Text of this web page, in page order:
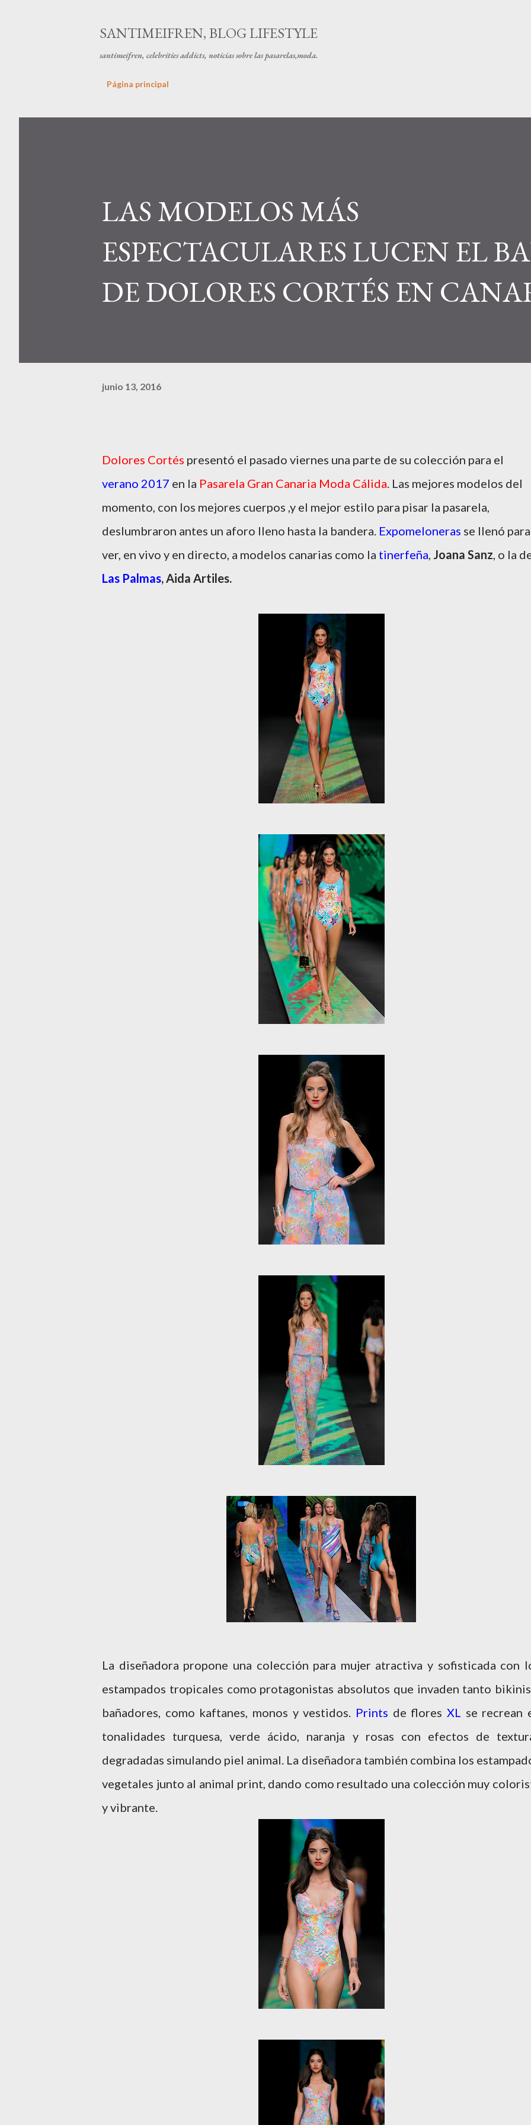
SANTIMEIFREN, BLOG LIFESTYLE
santimeifren, celebrities addicts, noticias sobre las pasarelas,moda.
Página principal
LAS MODELOS MÁS
ESPECTACULARES LUCEN EL
DE DOLORES CORTÉS EN
junio 13, 2016
Dolores Cortés presentó el pasado viernes una parte de su colección para el
verano 2017 en la Pasarela Gran Canaria Moda Cálida. Las mejores modelos del
momento, con los mejores cuerpos ,y el mejor estilo para pisar la pasarela,
deslumbraron antes un aforo lleno hasta la bandera. Expomeloneras se llenó para
ver, en vivo y en directo, a modelos canarias como la tinerfeña, Joana Sanz, o la
Las Palmas,Aida Artiles.
La diseñadora propone una colección para mujer atractiva y sofisticada con
estampados tropicales como protagonistas absolutos que invaden tanto
bañadores, como kaftanes, monos y vestidos. Prints de flores XL se recrean
tonalidades turquesa, verde ácido, naranja y rosas con efectos de
degradadas simulando piel animal. La diseñadora también combina los
vegetales junto al animal print, dando como resultado una colección muy
y vibrante.